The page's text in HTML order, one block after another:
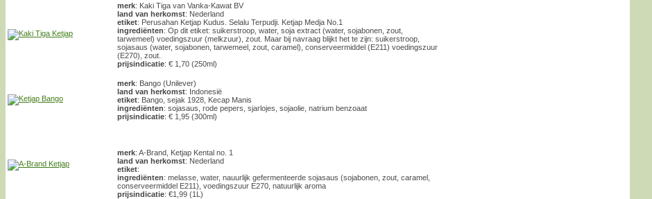
merk: Kaki Tiga van Vanka-Kawat BV
land van herkomst: Nederland
etiket: Perusahan Ketjap Kudus. Selalu Terpudji. Ketjap Medja No.1
ingrediënten: Op dit etiket: suikerstroop, water, soja extract (water, sojabonen, zout,
tarwemeel) voedingszuur (melkzuur), zout. Maar bij navraag blijkt het te zijn: suikerstroop,
sojasaus (water, sojabonen, tarwemeel, zout, caramel), conserveermiddel (E211) voedingszuur
(E270), zout.
prijsindicatie: € 1,70 (250ml)
merk: Bango (Unilever)
land van herkomst: Indonesië
etiket: Bango, sejak 1928, Kecap Manis
ingrediënten: sojasaus, rode pepers, sjarlojes, sojaolie, natrium benzoaat
prijsindicatie: € 1,95 (300ml)
merk: A-Brand, Ketjap Kental no. 1
land van herkomst: Nederland
etiket:
ingrediënten: melasse, water, nauurlijk gefermenteerde sojasaus (sojabonen, zout, caramel,
conserveermiddel E211), voedingszuur E270, natuurlijk aroma
prijsindicatie: €1,99 (1L)